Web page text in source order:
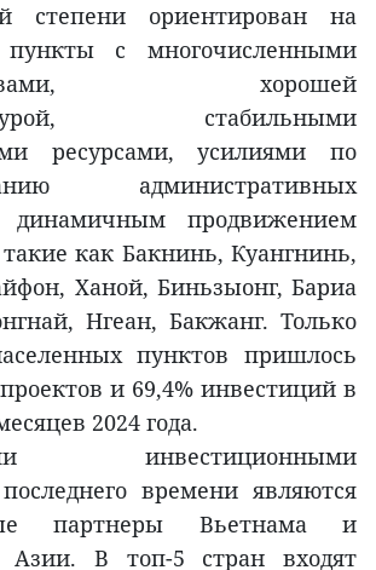
степени ориентирован на
пункты с многочисленными
хорошей
стабильными
ресурсами, усилиями по
административных
динамичным продвижением
как Бакнинь, Куангнинь,
Ханой, Биньзыонг, Бариа
Нгеан, Бакжанг. Только
пунктов пришлось
и 69,4% инвестиций в
2024 года.
инвестиционными
времени являются
партнеры Вьетнама и
В топ-5 стран входят